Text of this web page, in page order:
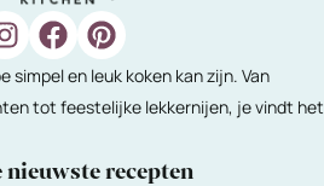
simpel en leuk koken kan zijn. Van
tot feestelijke lekkernijen, je vindt het
recepten